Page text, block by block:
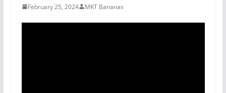
February 25, 2024 MKT Bananas